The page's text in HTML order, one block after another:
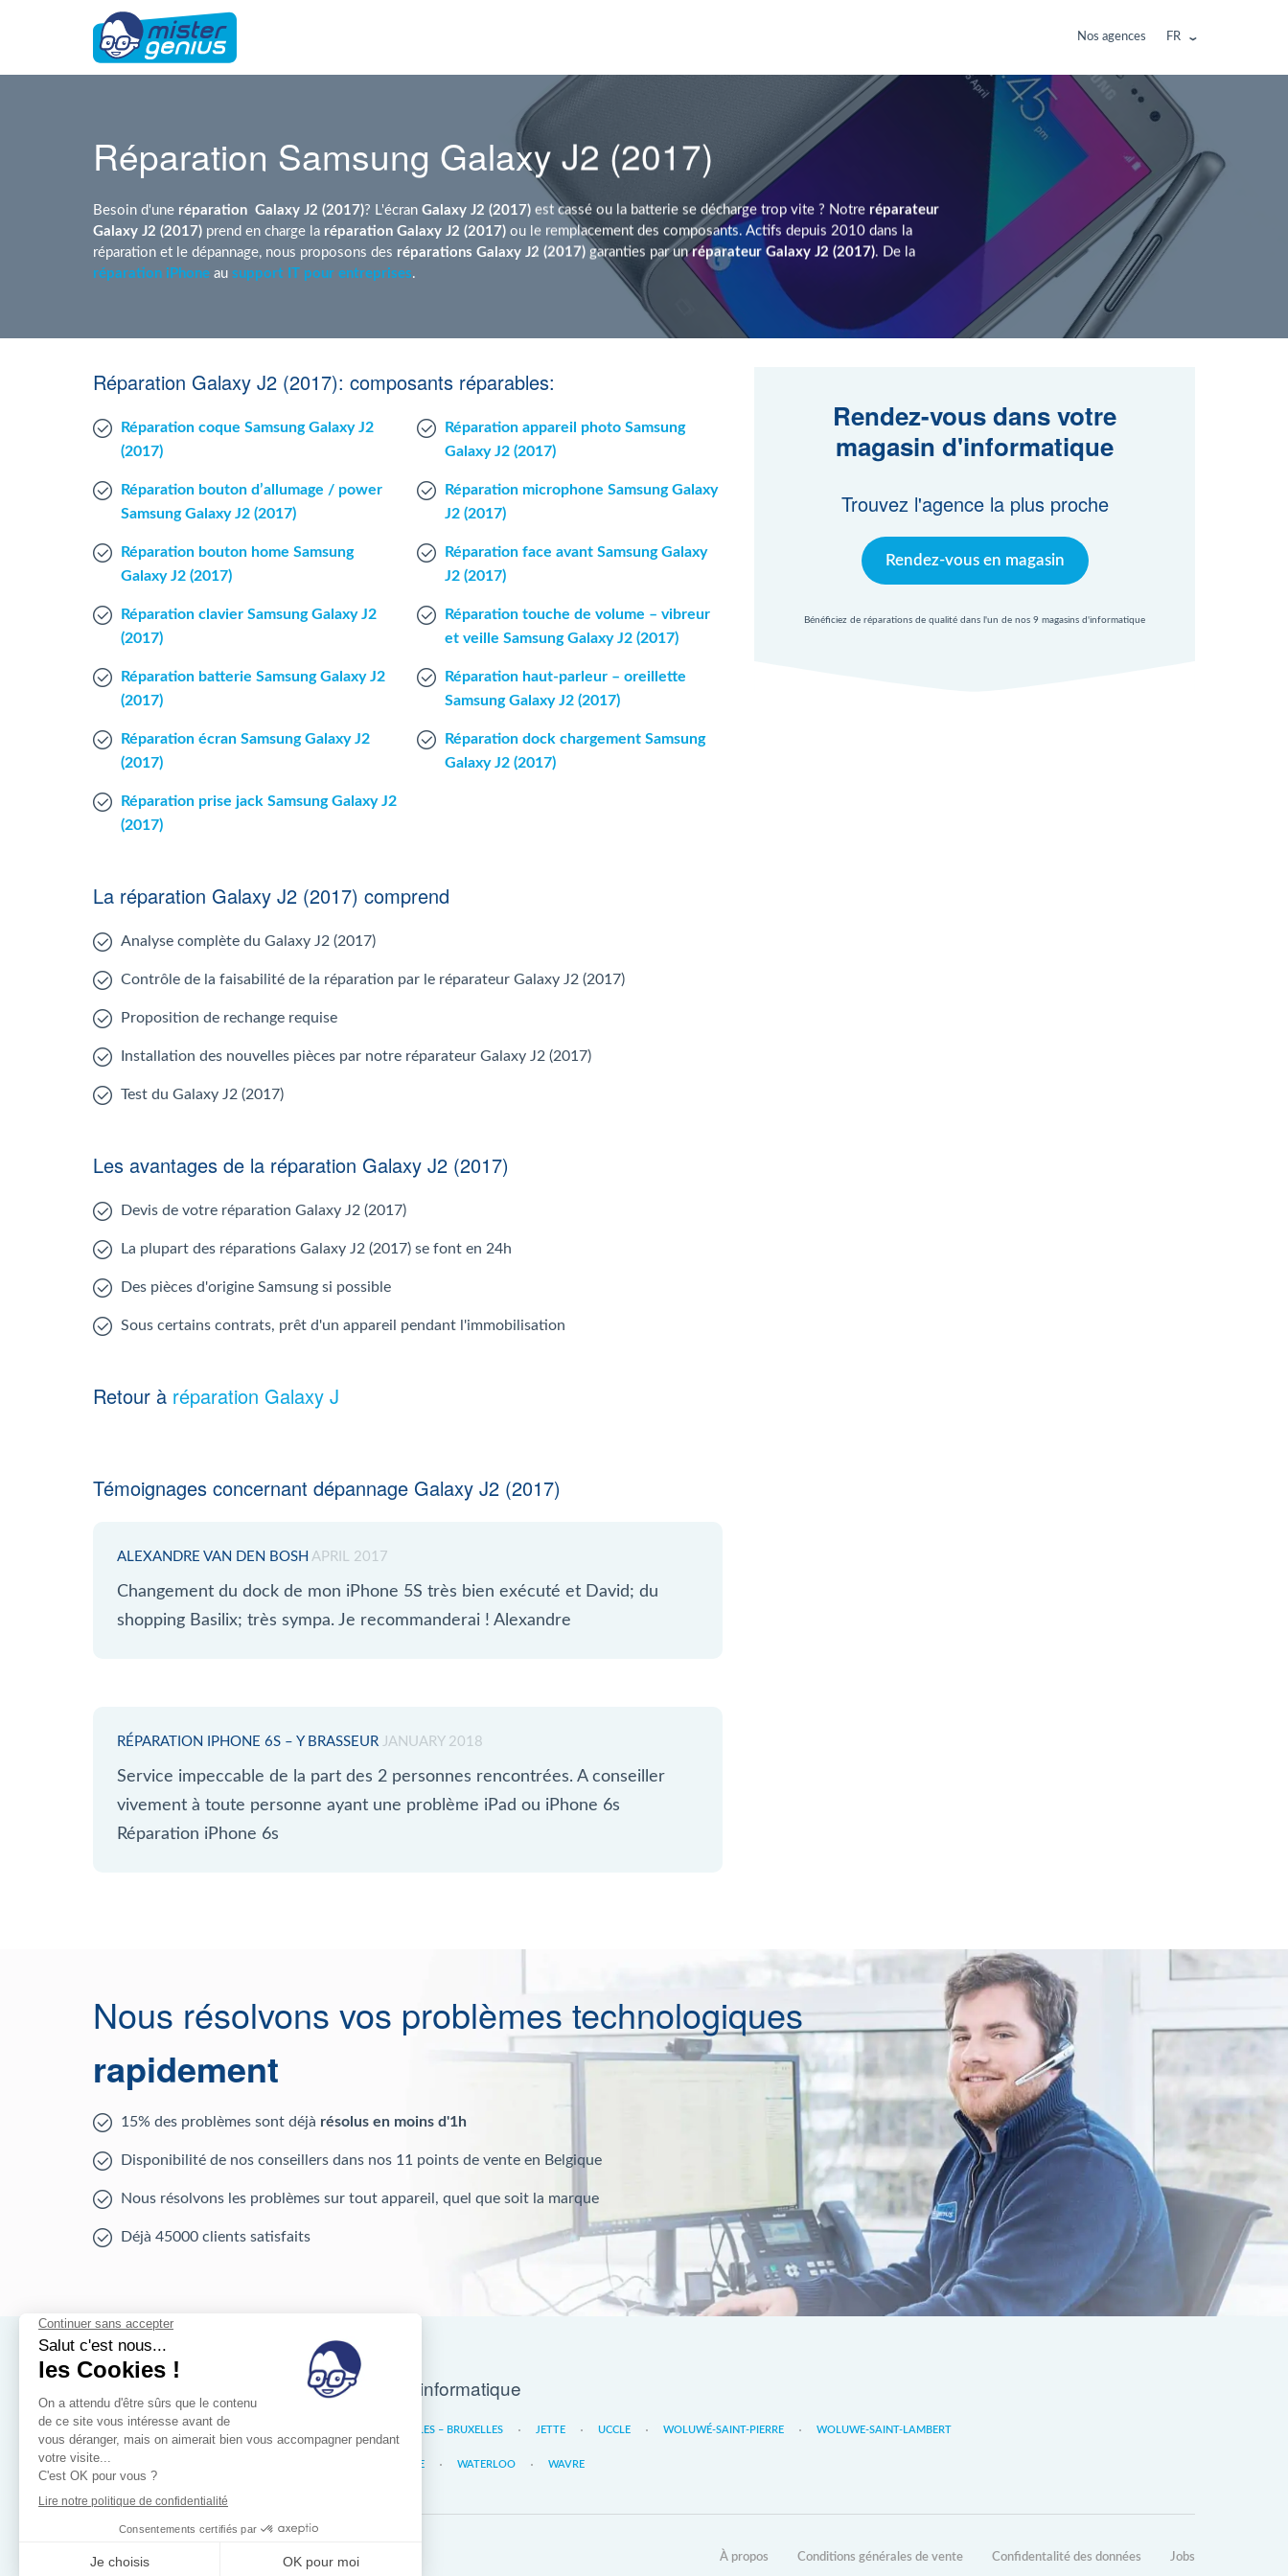
Nos agences FR
Réparation Samsung Galaxy J2 (2017)
Besoin d'une réparation Galaxy J2 (2017)? L'écran Galaxy J2 (2017) est cassé ou la batterie se décharge trop vite ? Notre réparateur
Galaxy J2 (2017) prend en charge la réparation Galaxy J2 (2017) ou le remplacement des composants. Actifs depuis 2010 dans la
réparation et le dépannage, nous proposons des réparations Galaxy J2 (2017) garanties par unréparateur Galaxy J2 (2017). De la
réparation iPhone au support IT pour entreprises.
Réparation Galaxy J2 (2017): composants réparables:
Réparation coque Samsung Galaxy J2
(2017)
Réparation bouton d’allumage / power
Samsung Galaxy J2 (2017)
Réparation bouton home Samsung
Galaxy J2 (2017)
Réparation clavier Samsung Galaxy J2
(2017)
Réparation batterie Samsung Galaxy J2
(2017)
Réparation écran Samsung Galaxy J2
(2017)
Réparation prise jack Samsung Galaxy J2
(2017)
Réparation appareil photo Samsung
Galaxy J2 (2017)
Réparation microphone Samsung Galaxy
J2 (2017)
Réparation face avant Samsung Galaxy
J2 (2017)
Réparation touche de volume – vibreur
et veille Samsung Galaxy J2 (2017)
Réparation haut-parleur – oreillette
Samsung Galaxy J2 (2017)
Réparation dock chargement Samsung
Galaxy J2 (2017)
Rendez-vous dans votre
magasin d'informatique
Trouvez l'agence la plus proche
Rendez-vous en magasin
Bénéficiez de réparations de qualité dans l'un de nos 9 magasins d'informatique
La réparation Galaxy J2 (2017) comprend
Analyse complète du Galaxy J2 (2017)
Contrôle de la faisabilité de la réparation par le réparateur Galaxy J2 (2017)
Proposition de rechange requise
Installation des nouvelles pièces par notre réparateur Galaxy J2 (2017)
Test du Galaxy J2 (2017)
Les avantages de la réparation Galaxy J2 (2017)
Devis de votre réparation Galaxy J2 (2017)
La plupart des réparations Galaxy J2 (2017) se font en 24h
Des pièces d'origine Samsung si possible
Sous certains contrats, prêt d'un appareil pendant l'immobilisation
Retour à réparation Galaxy J
Témoignages concernant dépannage Galaxy J2 (2017)
ALEXANDRE VAN DEN BOSH APRIL 2017
Changement du dock de mon iPhone 5S très bien exécuté et David; du
shopping Basilix; très sympa. Je recommanderai ! Alexandre
RÉPARATION IPHONE 6S – Y BRASSEUR JANUARY 2018
Service impeccable de la part des 2 personnes rencontrées. A conseiller
vivement à toute personne ayant une problème iPad ou iPhone 6s
Réparation iPhone 6s
Nous résolvons vos problèmes technologiques
rapidement
15% des problèmes sont déjà résolus en moins d'1h
Disponibilité de nos conseillers dans nos 11 points de vente en Belgique
Nous résolvons les problèmes sur tout appareil, quel que soit la marque
Déjà 45000 clients satisfaits
Nos magasins d'informatique
IXELLES – BRUXELLES JETTE UCCLE WOLUWÉ-SAINT-PIERRE WOLUWE-SAINT-LAMBERT
LIÈGE WATERLOO WAVRE
À propos Conditions générales de vente Confidentalité des données Jobs